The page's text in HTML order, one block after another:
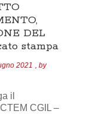
DEL
stampa
2021 , by
il
CGIL –